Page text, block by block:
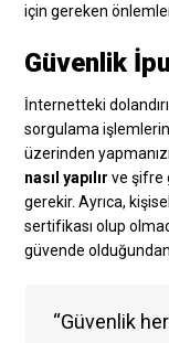
için gereken
Güvenlik
İnternetteki
sorgulama
üzerinden
nasıl yapılır ve şifre
gerekir. Ayrıca,
sertifikası olup
güvende
“Güvenlik